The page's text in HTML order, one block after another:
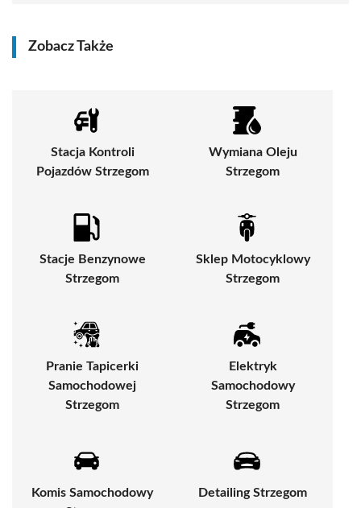
Zobacz Także
Stacja Kontroli
Pojazdów Strzegom
Wymiana Oleju
Strzegom
Stacje Benzynowe
Strzegom
Sklep Motocyklowy
Strzegom
Pranie Tapicerki
Samochodowej
Strzegom
Elektryk
Samochodowy
Strzegom
Komis Samochodowy
Detailing Strzegom